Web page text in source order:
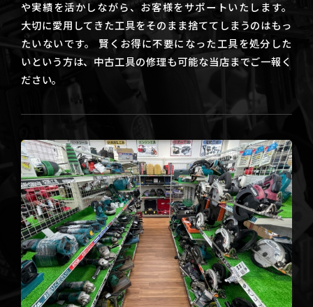
や実績を活かしながら、お客様をサポートいたします。
大切に愛用してきた工具をそのまま捨ててしまうのはもっ
たいないです。 賢くお得に不要になった工具を処分した
いという方は、中古工具の修理も可能な当店までご一報く
ださい。